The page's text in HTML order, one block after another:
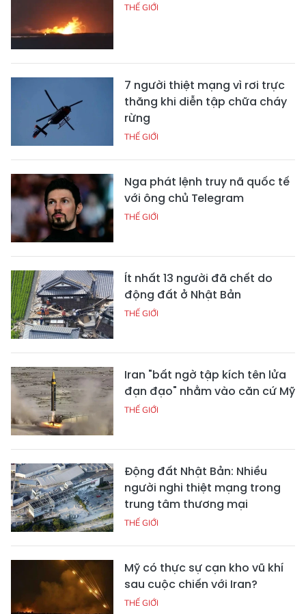
THẾ GIỚI
7 người thiệt mạng vì rơi trực
thăng khi diễn tập chữa cháy
rừng
THẾ GIỚI
Nga phát lệnh truy nã quốc tế
với ông chủ Telegram
THẾ GIỚI
Ít nhất 13 người đã chết do
động đất ở Nhật Bản
THẾ GIỚI
Iran "bất ngờ tập kích tên lửa
đạn đạo" nhằm vào căn cứ Mỹ
THẾ GIỚI
Động đất Nhật Bản: Nhiều
người nghi thiệt mạng trong
trung tâm thương mại
THẾ GIỚI
Mỹ có thực sự cạn kho vũ khí
sau cuộc chiến với Iran?
THẾ GIỚI